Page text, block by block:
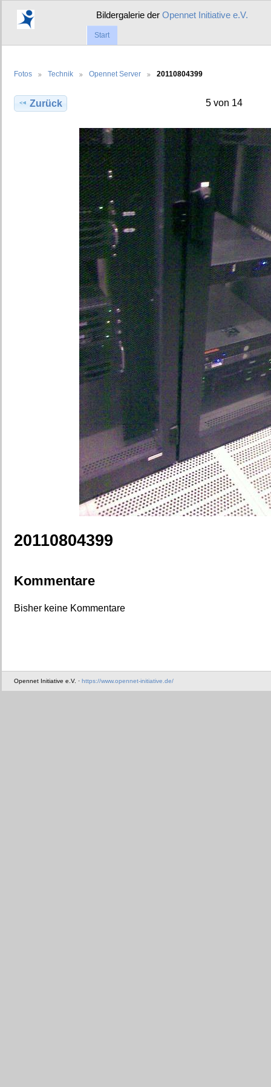
Bildergalerie derOpennet Initiative e.V.
Start
Fotos Technik Opennet Server 20110804399
Zurück 5 von 14
20110804399
Kommentare
Bisher keine Kommentare
Opennet Initiative e.V. · https://www.opennet-initiative.de/